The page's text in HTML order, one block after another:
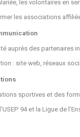
les volontaires en
les associations
auprès des partenaires
: site web, réseaux
sportives et des
94 et la Ligue de